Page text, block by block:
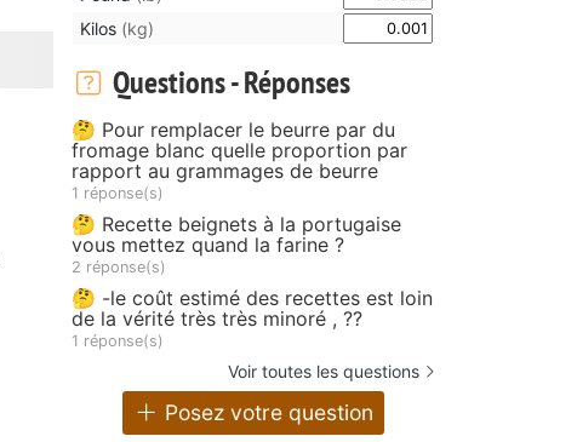
Kilos (kg)
Questions - Réponses
🤔 Pour remplacer le beurre par du
fromage blanc quelle proportion par
rapport au grammages de beurre
1 réponse(s)
🤔 Recette beignets à la portugaise
vous mettez quand la farine ?
2 réponse(s)
🤔 -le coût estimé des recettes est loin
de la vérité très très minoré , ??
1 réponse(s)
Voir toutes les questions
Posez votre question